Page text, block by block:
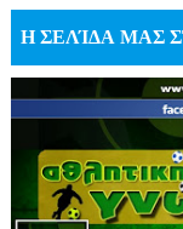
Η ΣΕΛΊΔΑ ΜΑΣ